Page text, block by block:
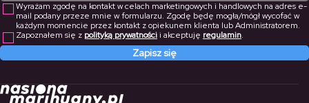
Wyrażam zgodę na kontakt w celach marketingowych i handlowych na adres e-
mail podany przeze mnie w formularzu. Zgodę będę mogła/mógł wycofać w
każdym momencie przez kontakt z opiekunem klienta lub Administratorem.
Zapoznałem się z polityką prywatnościi akceptuję regulamin.
Zapisz się